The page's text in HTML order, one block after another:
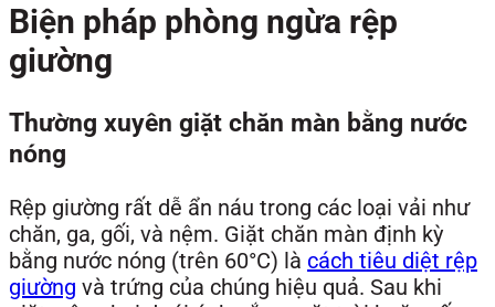
Biện pháp phòng ngừa rệp
giường
Thường xuyên giặt chăn màn bằng nước
nóng
Rệp giường rất dễ ẩn náu trong các loại vải như
chăn, ga, gối, và nệm. Giặt chăn màn định kỳ
bằng nước nóng (trên 60°C) là cách tiêu diệt rệp
giường và trứng của chúng hiệu quả. Sau khi